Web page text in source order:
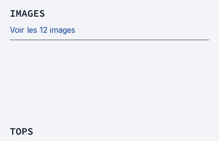
IMAGES
Voir les 12 images
TOPS